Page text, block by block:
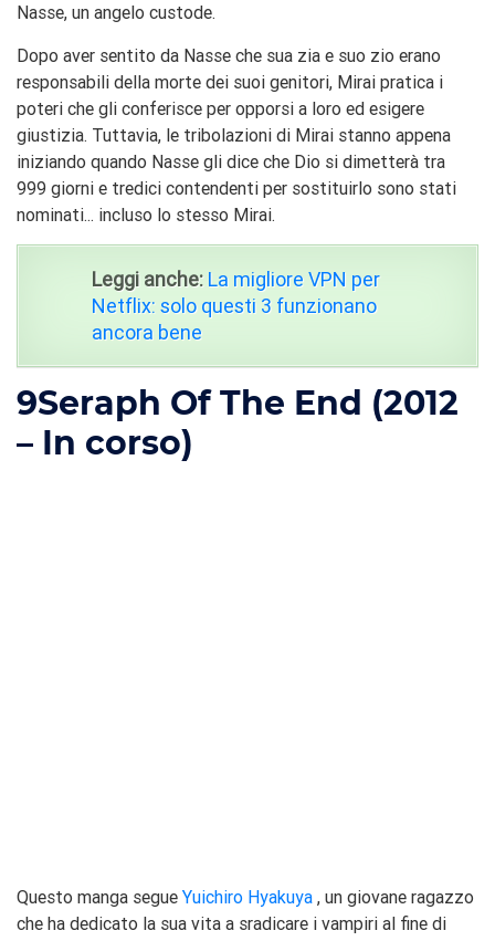
Nasse, un angelo custode.
Dopo aver sentito da Nasse che sua zia e suo zio erano
responsabili della morte dei suoi genitori, Mirai pratica i
poteri che gli conferisce per opporsi a loro ed esigere
giustizia. Tuttavia, le tribolazioni di Mirai stanno appena
iniziando quando Nasse gli dice che Dio si dimetterà tra
999 giorni e tredici contendenti per sostituirlo sono stati
nominati... incluso lo stesso Mirai.
Leggi anche: La migliore VPN per
Netflix: solo questi 3 funzionano
ancora bene
9Seraph Of The End (2012
– In corso)
Questo manga segue Yuichiro Hyakuya , un giovane ragazzo
che ha dedicato la sua vita a sradicare i vampiri al fine di